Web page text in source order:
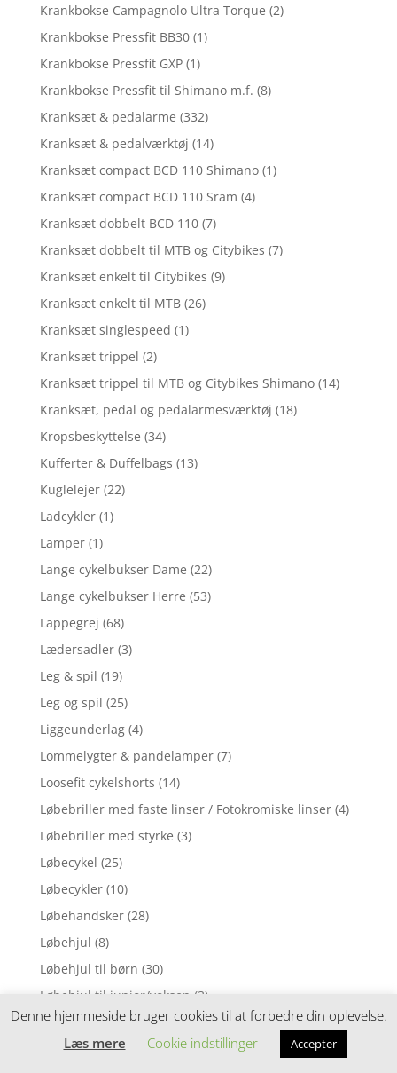
Krankbokse Campagnolo Ultra Torque (2)
Krankbokse Pressfit BB30 (1)
Krankbokse Pressfit GXP (1)
Krankbokse Pressfit til Shimano m.f. (8)
Kranksæt & pedalarme (332)
Kranksæt & pedalværktøj (14)
Kranksæt compact BCD 110 Shimano (1)
Kranksæt compact BCD 110 Sram (4)
Kranksæt dobbelt BCD 110 (7)
Kranksæt dobbelt til MTB og Citybikes (7)
Kranksæt enkelt til Citybikes (9)
Kranksæt enkelt til MTB (26)
Kranksæt singlespeed (1)
Kranksæt trippel (2)
Kranksæt trippel til MTB og Citybikes Shimano (14)
Kranksæt, pedal og pedalarmesværktøj (18)
Kropsbeskyttelse (34)
Kufferter & Duffelbags (13)
Kuglelejer (22)
Ladcykler (1)
Lamper (1)
Lange cykelbukser Dame (22)
Lange cykelbukser Herre (53)
Lappegrej (68)
Lædersadler (3)
Leg & spil (19)
Leg og spil (25)
Liggeunderlag (4)
Lommelygter & pandelamper (7)
Loosefit cykelshorts (14)
Løbebriller med faste linser / Fotokromiske linser (4)
Løbebriller med styrke (3)
Løbecykel (25)
Løbecykler (10)
Løbehandsker (28)
Løbehjul (8)
Løbehjul til børn (30)
Løbehjul til junior/voksen (3)
Løbestrømper (15)
Løbeure & elektronik (3)
Denne hjemmeside bruger cookies til at forbedre din oplevelse.
Læs mere
Cookie indstillinger Accepter